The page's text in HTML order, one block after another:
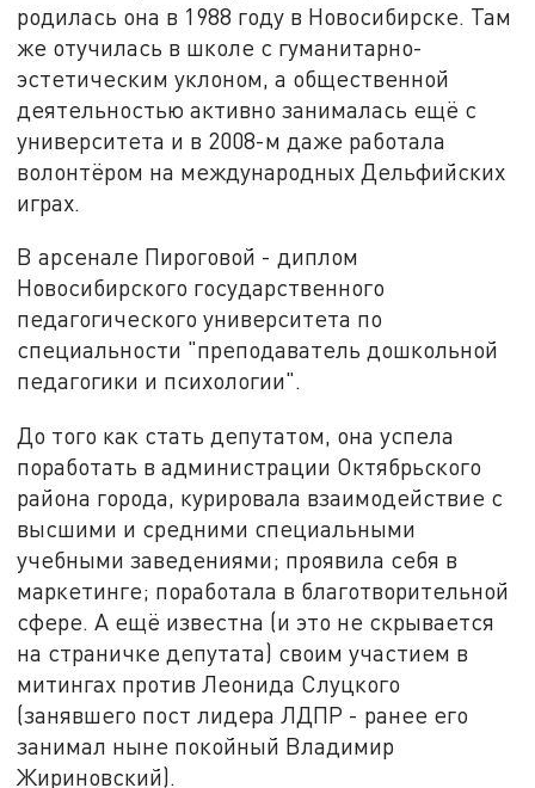
родилась она в 1988 году в Новосибирске. Там
же отучилась в школе с гуманитарно-
эстетическим уклоном, а общественной
деятельностью активно занималась ещё с
университета и в 2008-м даже работала
волонтёром на международных Дельфийских
играх.
В арсенале Пироговой - диплом
Новосибирского государственного
педагогического университета по
специальности "преподаватель дошкольной
педагогики и психологии".
До того как стать депутатом, она успела
поработать в администрации Октябрьского
района города, курировала взаимодействие с
высшими и средними специальными
учебными заведениями; проявила себя в
маркетинге; поработала в благотворительной
сфере. А ещё известна (и это не скрывается
на страничке депутата) своим участием в
митингах против Леонида Слуцкого
(занявшего пост лидера ЛДПР - ранее его
занимал ныне покойный Владимир
Жириновский).